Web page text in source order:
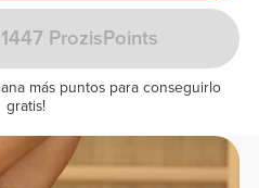
ProzisPoints
más puntos para conseguirlo
gratis!